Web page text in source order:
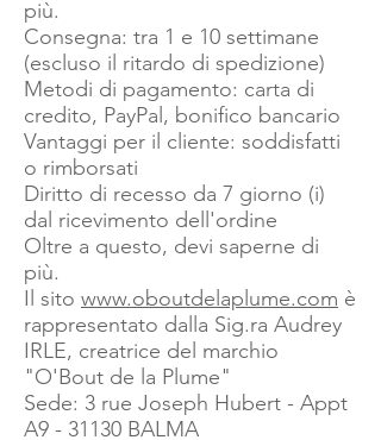
più.
Consegna: tra 1 e 10 settimane
(escluso il ritardo di spedizione)
Metodi di pagamento: carta di
credito, PayPal, bonifico bancario
Vantaggi per il cliente: soddisfatti
o rimborsati
Diritto di recesso da 7 giorno (i)
dal ricevimento dell'ordine
Oltre a questo, devi saperne di
più.
Il sito www.oboutdelaplume.com è
rappresentato dalla Sig.ra Audrey
IRLE, creatrice del marchio
"O'Bout de la Plume"
Sede: 3 rue Joseph Hubert - Appt
A9 - 31130 BALMA